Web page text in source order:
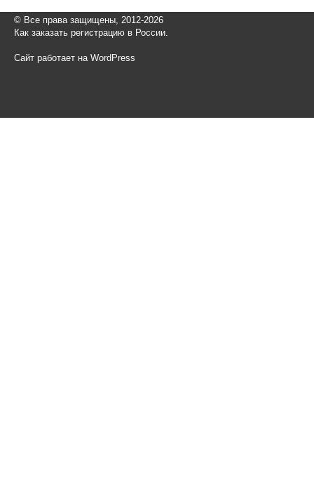
© Все права защищены, 2012-2026
Как заказать регистрацию в России.
Сайт работает на WordPress